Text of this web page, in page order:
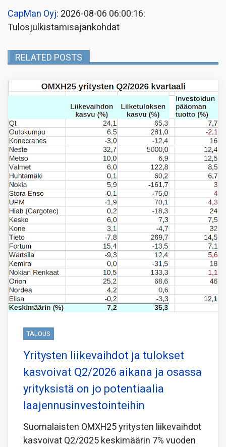
CapMan Oyj: 2026-08-06 06:00:16:
Tulosjulkistamisajankohdat
RELATED POSTS
TALOUS
Yritysten liikevaihdot ja tulokset
kasvoivat Q2/2026 aikana ja osassa
yrityksistä on jo potentiaalia
laajennusinvestointeihin
Suomalaisten OMXH25 yritysten liikevaihdot
kasvoivat Q2/2025 keskimäärin 7% vuoden